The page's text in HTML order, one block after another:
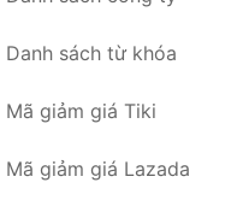
Danh sách từ khóa
Mã giảm giá Tiki
Mã giảm giá Lazada